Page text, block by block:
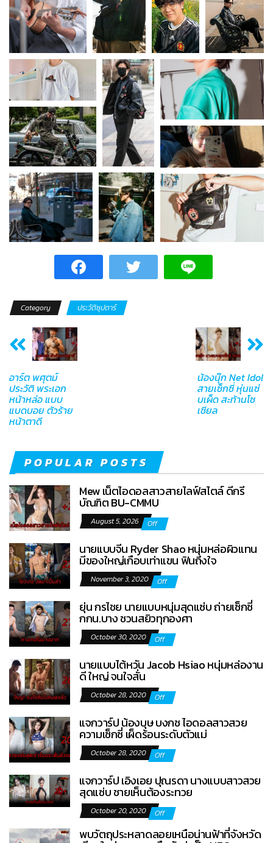
Category ประวัติซุปตาร์
อาร์ต พศุตม์
ประวัติ พระเอก
หน้าหล่อ แบบ
แบดบอย ตัวร้าย
หน้าตาดี
น้องนุ๊ก Net Idol
สายเซ็กซี่ หุ่นแซ่
บเผ็ด สะท้านโซ
เชียล
POPULAR POSTS
Mew เน็ตไอดอลสาวสายไลฟ์สไตล์ ดีกรี
บัณฑิต BU-CMMU
August 5, 2026 Off
นายแบบจีน Ryder Shao หนุ่มหล่อผิวแทน
มีของใหญ่เกือบเท่าแขน ฟินถึงใจ
November 3, 2020 Off
ยุ่น กรไชย นายแบบหนุ่มสุดแซ่บ ถ่ายเซ็กซี่
กกน.บาง ชวนสยิวทุกองศา
October 30, 2020 Off
นายแบบไต้หวัน Jacob Hsiao หนุ่มหล่องาน
ดี ใหญ่ จนใจสั่น
October 28, 2020 Off
แจกวาร์ป น้องบุษ บงกช ไอดอลสาวสวย
ความเซ็กซี่ เผ็ดร้อนระดับตัวแม่
October 28, 2020 Off
แจกวาร์ป เอิงเอย ปุณรดา นางแบบสาวสวย
สุดแซ่บ ชายเห็นต้องระทวย
October 20, 2020 Off
พบวัตถุประหลาดลอยเหนือน่านฟ้าที่จังหวัด